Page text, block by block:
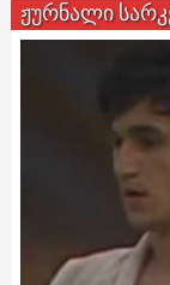
ჟურნალი